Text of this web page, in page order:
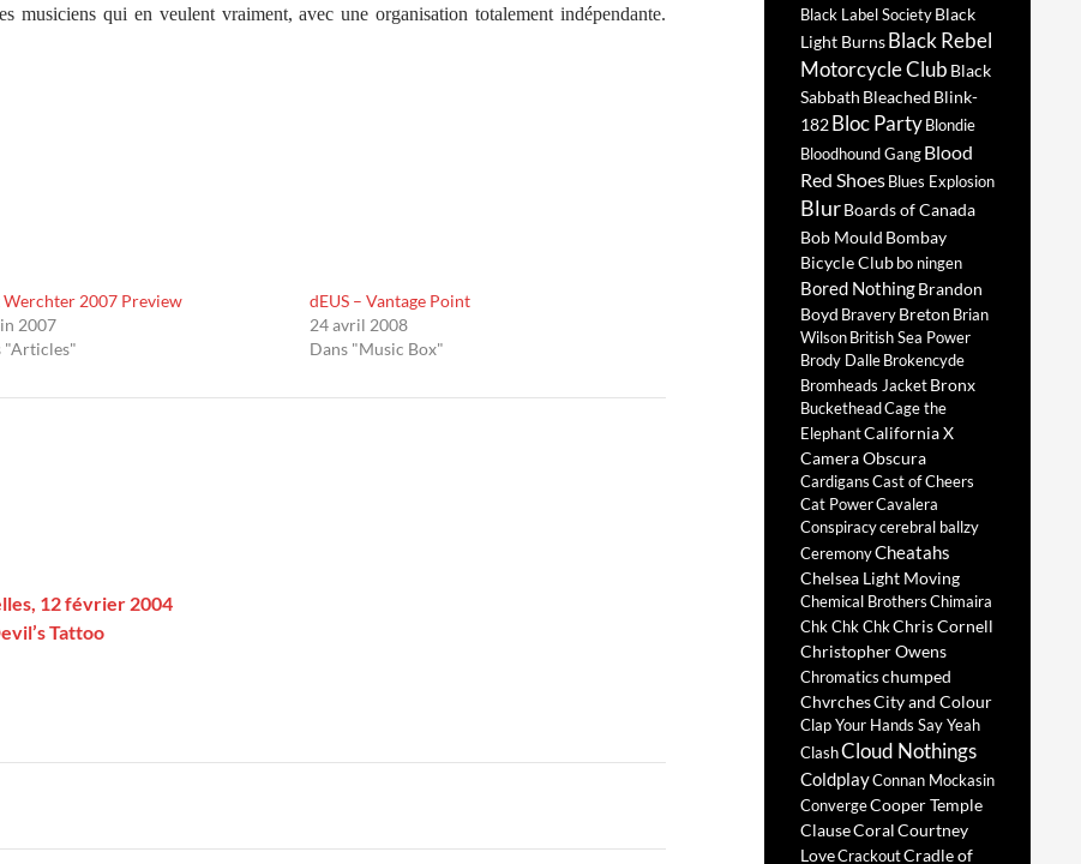
qui en veulent vraiment, avec une organisation totalement indépendante.
Werchter 2007 Preview
2007
"Articles"
dEUS – Vantage Point
24 avril 2008
Dans "Music Box"
12 février 2004
Tattoo
Black Label SocietyBlack
Light Burns Black Rebel
Motorcycle Club Black
Sabbath Bleached Blink-
182 Bloc PartyBlondie
Bloodhound GangBlood
Red ShoesBlues Explosion
BlurBoards of Canada
Bob Mould Bombay
Bicycle Clubbo ningen
Bored NothingBrandon
Boyd BraveryBreton Brian
WilsonBritish Sea Power
Brody DalleBrokencyde
Bromheads JacketBronx
BucketheadCage the
ElephantCalifornia X
Camera Obscura
CardigansCast of Cheers
Cat PowerCavalera
Conspiracycerebral ballzy
CeremonyCheatahs
Chelsea Light Moving
Chemical BrothersChimaira
Chk Chk ChkChris Cornell
Christopher Owens
Chromaticschumped
ChvrchesCity and Colour
Clap Your Hands Say Yeah
ClashCloud Nothings
ColdplayConnan Mockasin
ConvergeCooper Temple
ClauseCoralCourtney
LoveCrackoutCradle of